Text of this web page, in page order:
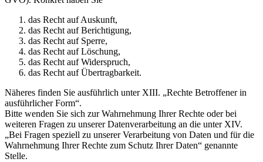
das Recht auf Auskunft,
das Recht auf Berichtigung,
das Recht auf Sperre,
das Recht auf Löschung,
das Recht auf Widerspruch,
das Recht auf Übertragbarkeit.
Näheres finden Sie ausführlich unter XIII. „Rechte Betroffener in
ausführlicher Form“.
Bitte wenden Sie sich zur Wahrnehmung Ihrer Rechte oder bei
weiteren Fragen zu unserer Datenverarbeitung an die unter XIV.
„Bei Fragen speziell zu unserer Verarbeitung von Daten und für die
Wahrnehmung Ihrer Rechte zum Schutz Ihrer Daten“ genannte
Stelle.